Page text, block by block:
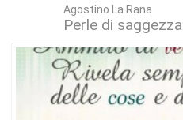
Agostino La Rana
Perle di saggezza